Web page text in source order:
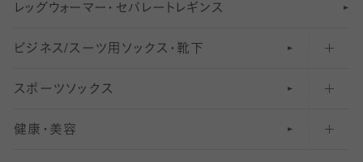
アンクル・ショートソックス（くるぶし上）
クルーソックス（ふくらはぎ下）
ハイソックス
オーバーニー・ニーハイソックス
41〜60デニールタイツ
61〜80デニールタイツ
81 〜110デニールタイツ
111〜210デニールタイツ
無地レギンス
レギンスパンツ（レギパン）
マタニティレギンス
5 分丈
伝線しにくいストッキング
ショートストッキング
結婚式用ストッキング
美脚ストッキング
レッ グ ウォー マー ・ セパレー ト レ ギンス
ビジネス/スーツ用 ソックス・靴下
匠シリーズ
フレッシャーズ向けソックス・靴下
スポーツソックス
ランニングソックス・靴下
健康・美容